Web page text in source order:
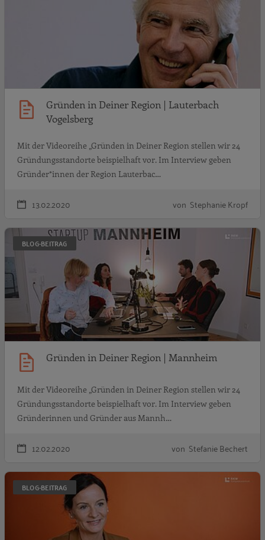
Gründen in Deiner Region | Lauterbach
Vogelsberg
Mit der Videoreihe „Gründen in Deiner Region stellen wir 24
Gründungsstandorte beispielhaft vor. Im Interview geben
Gründer*innen der Region Lauterbac…
13.02.2020 von Stephanie Kropf
BLOG-BEITRAG
Gründen in Deiner Region | Mannheim
Mit der Videoreihe „Gründen in Deiner Region stellen wir 24
Gründungsstandorte beispielhaft vor. Im Interview geben
Gründerinnen und Gründer aus Mannh…
12.02.2020 von Stefanie Bechert
BLOG-BEITRAG